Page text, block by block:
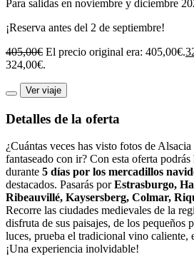
Para salidas en noviembre y diciembre
¡Reserva antes del 2 de septiembre!
405,00€ El precio original era: 405,00€.
324,00€.
Ver viaje
Detalles de la oferta
¿Cuántas veces has visto fotos de
fantaseado con ir? Con esta oferta
durante 5 días por los mercadillos
destacados. Pasarás porEstrasburgo,
Ribeauvillé, Kaysersberg, Colmar,
Recorre las ciudades medievales de la
disfruta de sus paisajes, de los pequeños
luces, prueba el tradicional vino caliente,
¡Una experiencia inolvidable!